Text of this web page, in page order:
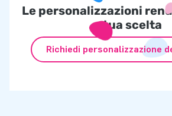
Le personalizzazioni
tua scelta
Richiedi personalizzazione